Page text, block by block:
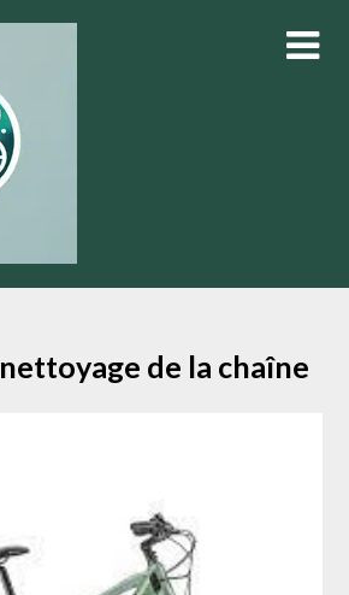
nettoyage de la chaîne